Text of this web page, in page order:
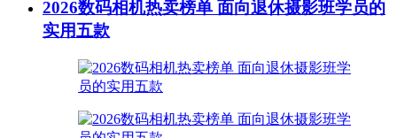
2026数码相机热卖榜单 面向退休摄影班学员的
实用五款